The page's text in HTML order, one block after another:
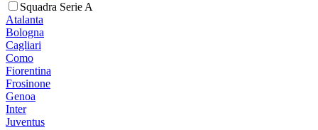
Squadra Serie A
Atalanta
Bologna
Cagliari
Como
Fiorentina
Frosinone
Genoa
Inter
Juventus